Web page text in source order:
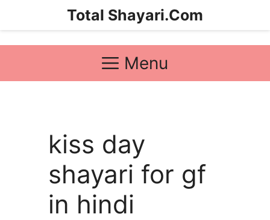
Total Shayari.Com
Menu
kiss day
shayari for gf
in hindi